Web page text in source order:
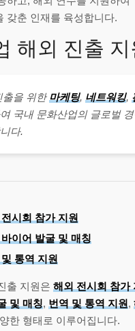
갖춘 인재를 육성합니다.
해외 진출 지
출을 위한 마케팅, 네트워킹,
국내 문화산업의 글로벌
다.
시회 참가 지원
이어 발굴 및 매칭
통역 지원
출 지원은 해외 전시회 참가
및 매칭, 번역 및 통역 지원,
한 형태로 이루어집니다.